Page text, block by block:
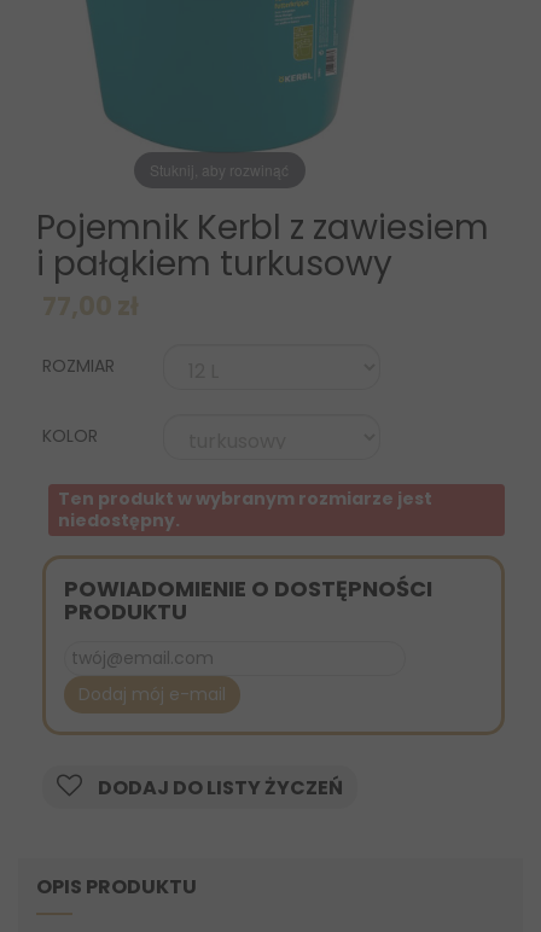
Stuknij, aby rozwinąć
Pojemnik Kerbl z zawiesiem
i pałąkiem turkusowy
ROZMIAR
KOLOR
Ten produkt w wybranym rozmiarze jest
niedostępny.
POWIADOMIENIE O DOSTĘPNOŚCI
PRODUKTU
Dodaj mój e-mail
DODAJ DO LISTY ŻYCZEŃ
OPIS PRODUKTU